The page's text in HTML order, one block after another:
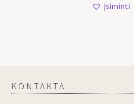
Įsiminti
KONTAKTAI